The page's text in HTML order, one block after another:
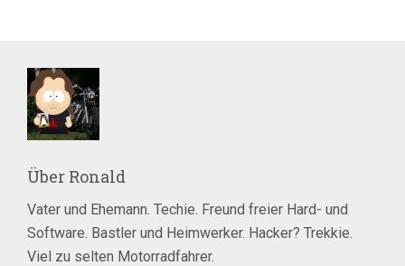
Über Ronald
Vater und Ehemann. Techie. Freund freier Hard- und
Software. Bastler und Heimwerker. Hacker? Trekkie.
Viel zu selten Motorradfahrer.